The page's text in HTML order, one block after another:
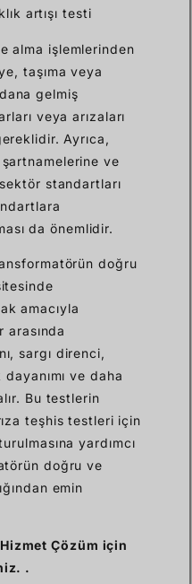
artışı testi
alma işlemlerinden
taşıma veya
gelmiş
veya arızaları
Ayrıca,
ve
standartları
da önemlidir.
doğru
amacıyla
sargı direnci,
ve daha
Bu testlerin
teşhis testleri için
yardımcı
doğru ve
emin
Çözüm için
.